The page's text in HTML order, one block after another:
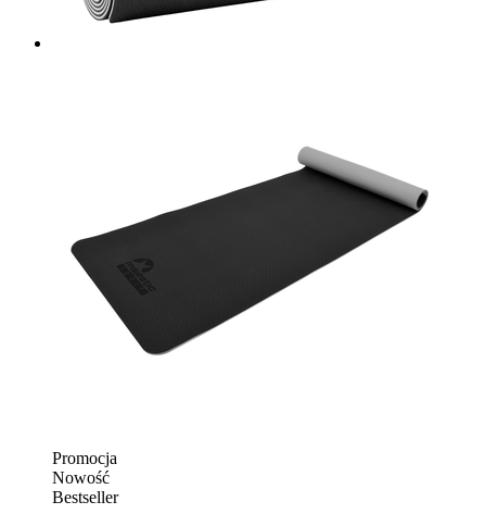
Promocja
Nowość
Bestseller